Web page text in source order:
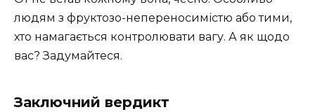
людям з фруктозо-непереносимістю або тими,
хто намагається контролювати вагу. А як щодо
вас? Задумайтеся.
Заключний вердикт